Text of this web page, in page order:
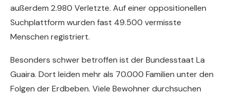
außerdem 2.980 Verletzte. Auf einer oppositionellen
Suchplattform wurden fast 49.500 vermisste
Menschen registriert.
Besonders schwer betroffen ist der Bundesstaat La
Guaira. Dort leiden mehr als 70.000 Familien unter den
Folgen der Erdbeben. Viele Bewohner durchsuchen